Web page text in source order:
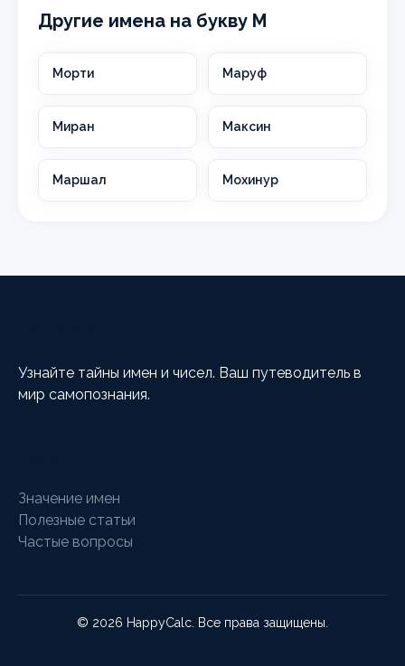
Другие имена на букву М
Морти Маруф
Миран Максин
Маршал Мохинур
Узнайте тайны имен и чисел. Ваш путеводитель в
мир самопознания.
Значение имен
Полезные статьи
Частые вопросы
© 2026 HappyCalc. Все права защищены.